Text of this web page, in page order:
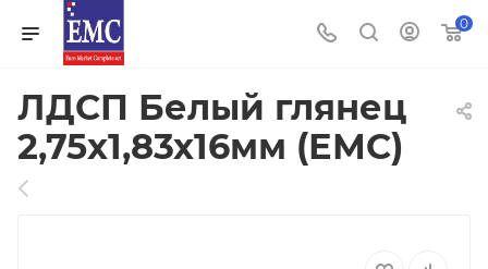
0
ЛДСП Белый глянец
2,75х1,83х16мм (ЕМС)